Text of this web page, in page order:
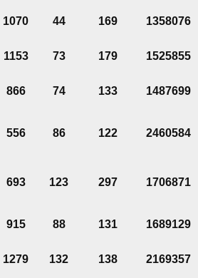
1070 44 169 1358076
1153 73 179 1525855
866 74 133 1487699
556 86 122 2460584
693 123 297 1706871
915 88 131 1689129
1279 132 138 2169357